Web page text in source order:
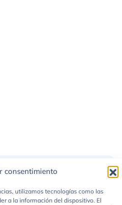
consentimiento
utilizamos tecnologías como las
a la información del dispositivo. El
núm. J-2457